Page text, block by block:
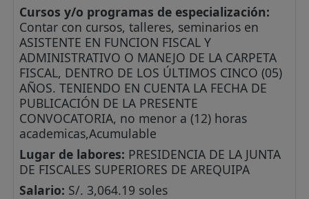
Cursos y/o programas de especialización:
Contar con cursos, talleres, seminarios en
ASISTENTE EN FUNCION FISCAL Y
ADMINISTRATIVO O MANEJO DE LA CARPETA
FISCAL, DENTRO DE LOS ÚLTIMOS CINCO (05)
AÑOS. TENIENDO EN CUENTA LA FECHA DE
PUBLICACIÓN DE LA PRESENTE
CONVOCATORIA, no menor a (12) horas
academicas,Acumulable
Lugar de labores: PRESIDENCIA DE LA JUNTA
DE FISCALES SUPERIORES DE AREQUIPA
Salario: S/. 3,064.19 soles